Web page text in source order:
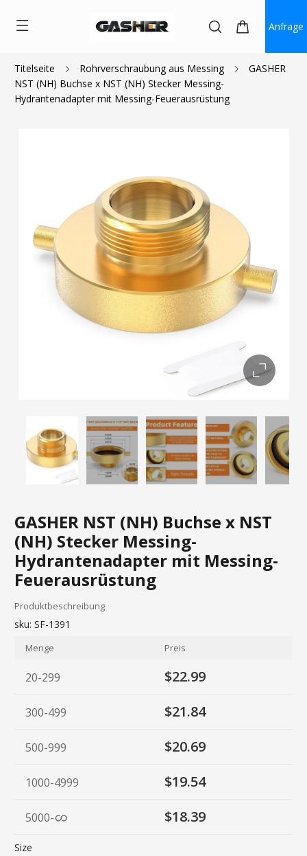
Anfrage
Titelseite Rohrverschraubung aus Messing
GASHER
NST (NH) Buchse x NST (NH) Stecker Messing-
Hydrantenadapter mit Messing-Feuerausrüstung
GASHER NST (NH) Buchse x NST
(NH) Stecker Messing-
Hydrantenadapter mit Messing-
Feuerausrüstung
$22.99
Produktbeschreibung
sku: SF-1391
Menge Preis
20-299 $22.99
300-499 $21.84
500-999 $20.69
1000-4999 $19.54
5000- $18.39
Size